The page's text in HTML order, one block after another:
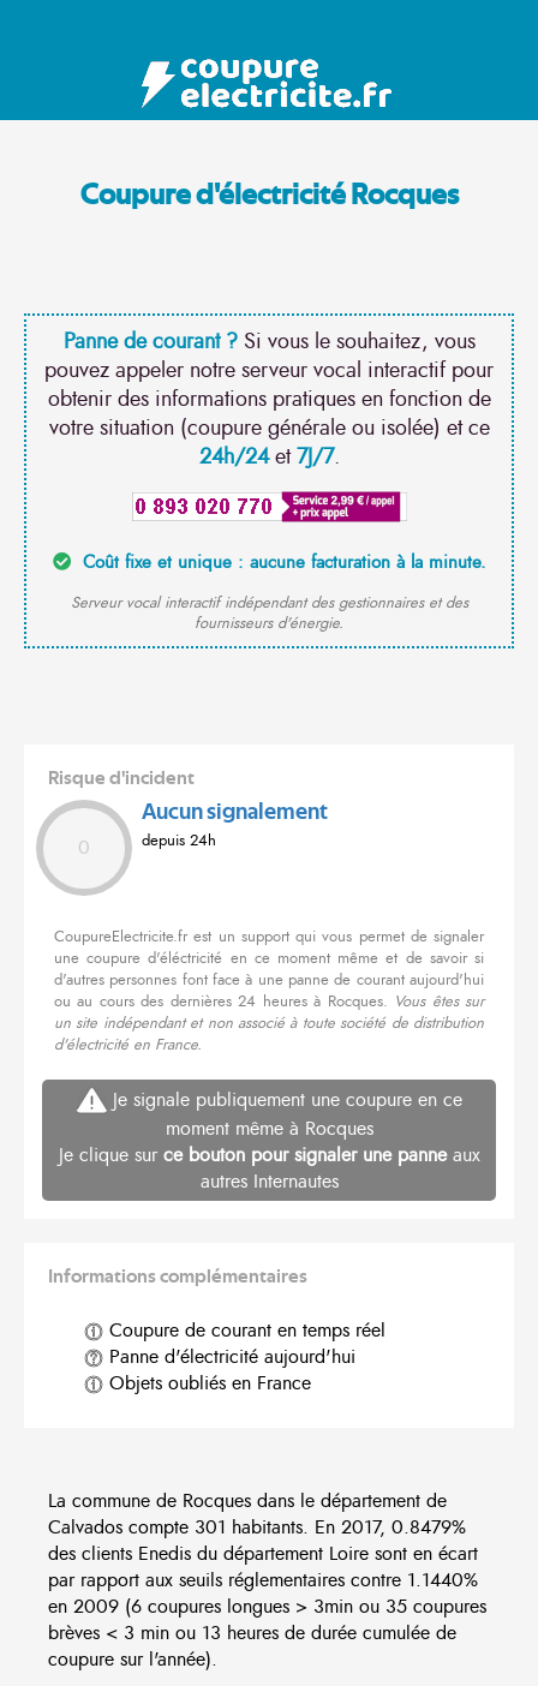
Coupure d'électricité Rocques
Panne de courant ?Si vous le souhaitez, vous
pouvez appeler notre serveur vocal interactif pour
obtenir des informations pratiques en fonction de
votre situation (coupure générale ou isolée) et ce
24h/24et7J/7.
Coût fixe et unique : aucune facturation à la minute.
Serveur vocal interactif indépendant des gestionnaires et des
fournisseurs d'énergie.
Risque d'incident
0
Aucun signalement
depuis 24h
CoupureElectricite.fr est un support qui vous permet de signaler
une coupure d'éléctricité en ce moment même et de savoir si
d'autres personnes font face à une panne de courant aujourd'hui
ou au cours des dernières 24 heures à Rocques. Vous êtes sur
un site indépendant et non associé à toute société de distribution
d'électricité en France.
Je signale publiquement une coupure en ce
moment même à Rocques
Je clique sur ce bouton pour signaler une panneaux
autres Internautes
Informations complémentaires
Coupure de courant en temps réel
Panne d'électricité aujourd'hui
Objets oubliés en France
La commune de Rocques dans le département de
Calvados compte 301 habitants. En 2017, 0.8479%
des clients Enedis du département Loire sont en écart
par rapport aux seuils réglementaires contre 1.1440%
en 2009 (6 coupures longues > 3min ou 35 coupures
brèves < 3 min ou 13 heures de durée cumulée de
coupure sur l'année).